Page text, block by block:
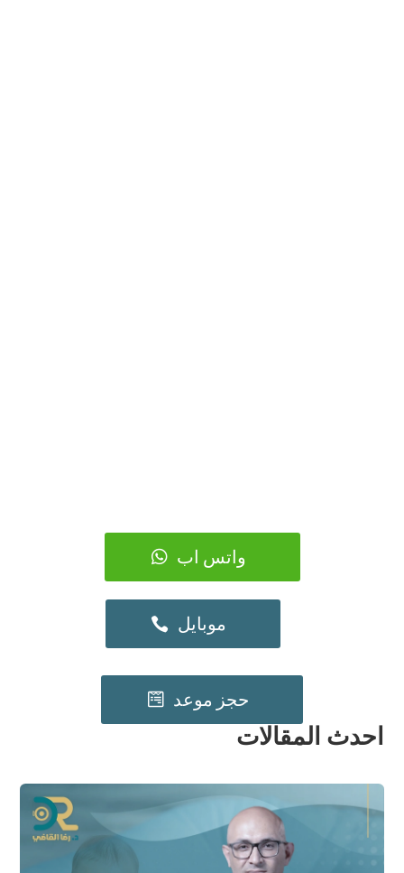
احدث المقالات
واتس اب
موبايل
حجز موعد